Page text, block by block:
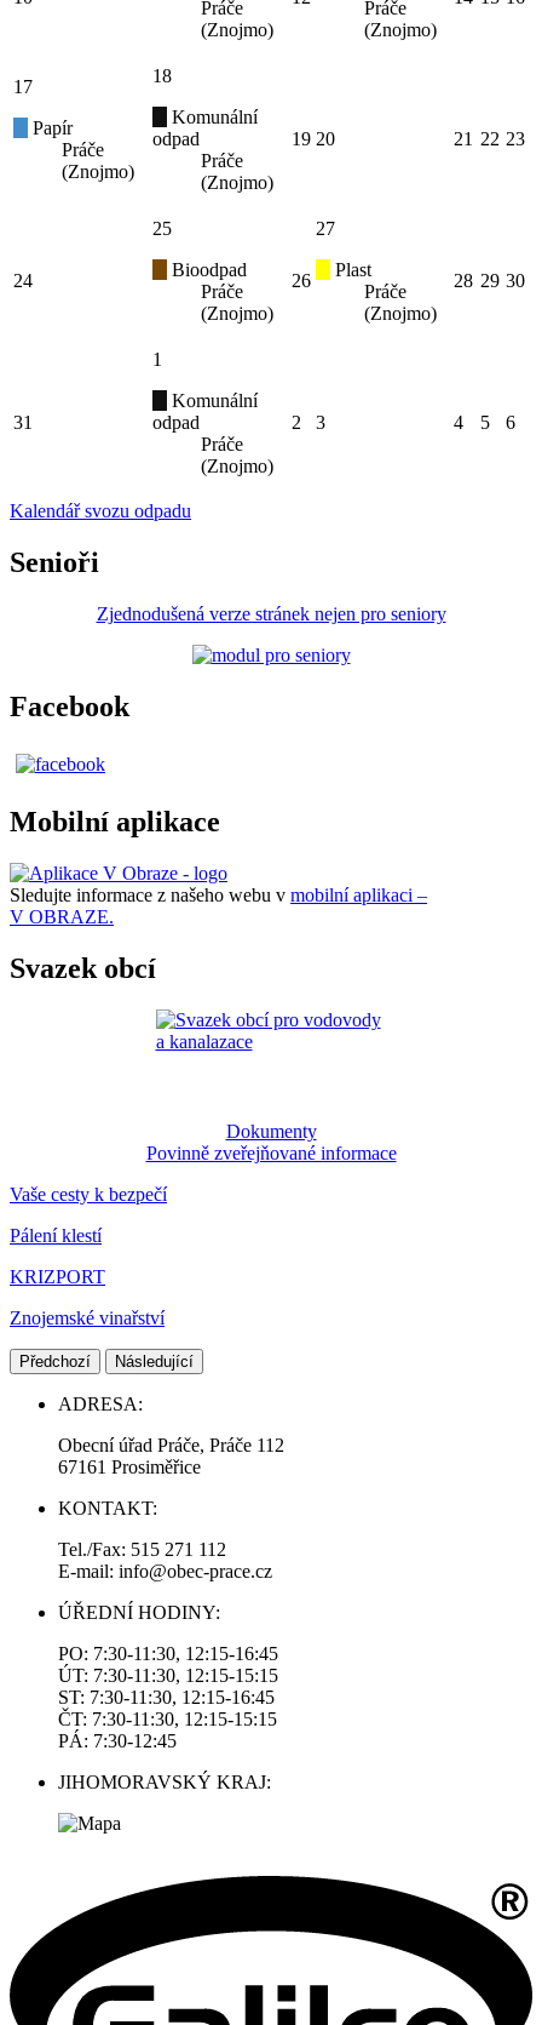
Práče
(Znojmo)
Práče
(Znojmo)
17
Papír
Práče
(Znojmo)
18
Komunální
odpad
Práče
(Znojmo)
19 20 21 22 23
24
25
Bioodpad
Práče
(Znojmo)
26
27
Plast
Práče
(Znojmo)
28 29 30
31
1
Komunální
odpad
Práče
(Znojmo)
2 3 4 5 6
Kalendář svozu odpadu
Senioři
Zjednodušená verze stránek nejen pro seniory
Facebook
Mobilní aplikace
Sledujte informace z našeho webu v mobilní aplikaci –
V OBRAZE.
Svazek obcí
Dokumenty
Povinně zveřejňované informace
Vaše cesty k bezpečí
Pálení klestí
KRIZPORT
Znojemské vinařství
Předchozí Následující
ADRESA:
Obecní úřad Práče, Práče 112
67161 Prosiměřice
KONTAKT:
Tel./Fax: 515 271 112
E-mail: info@obec-prace.cz
ÚŘEDNÍ HODINY:
PO: 7:30-11:30, 12:15-16:45
ÚT: 7:30-11:30, 12:15-15:15
ST: 7:30-11:30, 12:15-16:45
ČT: 7:30-11:30, 12:15-15:15
PÁ: 7:30-12:45
JIHOMORAVSKÝ KRAJ: